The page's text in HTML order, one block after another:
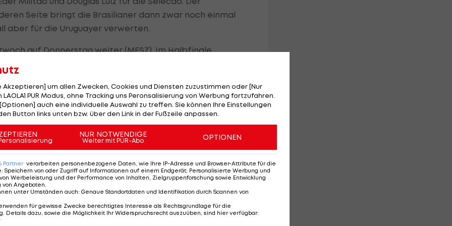
Seite bringt die Brasilianer dann zwar noch einmal
aber für die Uruguayer verwerten.
auf Donnerstag weiter (MESZ). Im Halbfinale
>>>
Panama souverän mit 5:0 nach Hause schicken.
im Viertelfinale
der Führungstreffer. James Rodriguez erhöht
stellt noch in Durchgang eins auf 3:0 (41.).
Rios das Ergebnis auf 4:0 (70.), ehe Miguel Borja
fixiert (90+4.).
Akzeptieren] um allen Zwecken, Cookies und Diensten zuzustimmen oder [Nur
PUR Modus, ohne Tracking uns Peronsalisierung von Werbung fortzufahren.
auch eine individuelle Auswahl zu treffen. Sie können Ihre Einstellungen
Button links unten bzw. über den Link in der Fußzeile anpassen.
NUR NOTWENDIGE
Weiter mit PUR-Abo OPTIONEN
Partner verarbeiten personenbezogene Daten, wie Ihre IP-Adresse und Browser-Attribute für die
: Speichern von oder Zugriff auf Informationen auf einem Endgerät; Personalisierte Werbung und
Werbeleistung und der Performance von Inhalten, Zielgruppenforschung sowie Entwicklung
von Angeboten
unter Umständen auch: Genaue Standortdaten und Identifikation durch Scannen von
für gewisse Zwecke berechtigtes Interesse als Rechtsgrundlage für die
Details dazu, sowie die Möglichkeit Ihr Widerspruchsrecht auszuüben, sind hier verfügbar: